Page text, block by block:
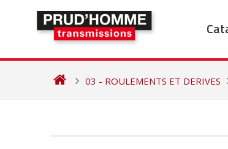
03 - ROULEMENTS ET DERIVES